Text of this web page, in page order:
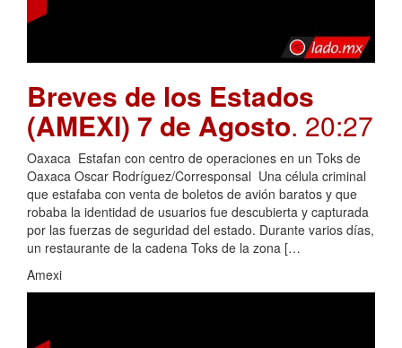
Breves de los Estados
(AMEXI) 7 de Agosto. 20:27
Oaxaca Estafan con centro de operaciones en un Toks de
Oaxaca Oscar Rodríguez/Corresponsal Una célula criminal
que estafaba con venta de boletos de avión baratos y que
robaba la identidad de usuarios fue descubierta y capturada
por las fuerzas de seguridad del estado. Durante varios días,
un restaurante de la cadena Toks de la zona […
Amexi